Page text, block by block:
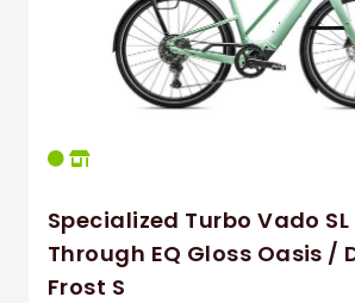
Specialized Turbo Vado
Through EQ Gloss Oasis /
Frost S